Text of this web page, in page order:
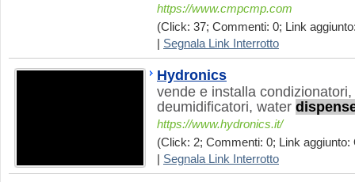
https://www.cmpcmp.com
(Click: 37; Commenti: 0; Link
Segnala Link Interrotto
Hydronics
vende e installa
deumidificatori, water
https://www.hydronics.it/
(Click: 2; Commenti: 0; Link aggiunto:
Segnala Link Interrotto